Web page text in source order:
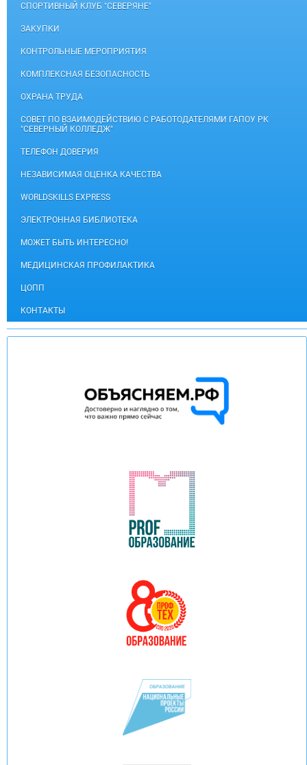
СПОРТИВНЫЙ КЛУБ "СЕВЕРЯНЕ"
ЗАКУПКИ
КОНТРОЛЬНЫЕ МЕРОПРИЯТИЯ
КОМПЛЕКСНАЯ БЕЗОПАСНОСТЬ
ОХРАНА ТРУДА
СОВЕТ ПО ВЗАИМОДЕЙСТВИЮ С РАБОТОДАТЕЛЯМИ ГАПОУ РК
"СЕВЕРНЫЙ КОЛЛЕДЖ"
ТЕЛЕФОН ДОВЕРИЯ
НЕЗАВИСИМАЯ ОЦЕНКА КАЧЕСТВА
WORLDSKILLS EXPRESS
ЭЛЕКТРОННАЯ БИБЛИОТЕКА
МОЖЕТ БЫТЬ ИНТЕРЕСНО!
МЕДИЦИНСКАЯ ПРОФИЛАКТИКА
ЦОПП
КОНТАКТЫ